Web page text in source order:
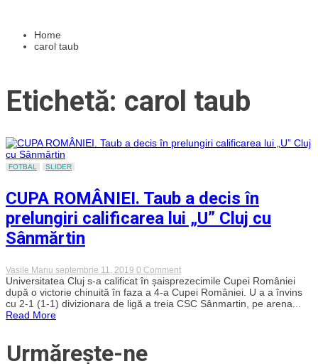
Home
carol taub
Etichetă: carol taub
FOTBAL SLIDER
CUPA ROMÂNIEI. Taub a decis în
prelungiri calificarea lui „U” Cluj cu
Sânmărtin
Vasile Manu septembrie 11, 2019 0 Commenton
CUPA
ROMÂNIEI.
Taub
a
Universitatea Cluj s-a calificat în șaisprezecimile Cupei României
după o victorie chinuită în faza a 4-a Cupei României. U a a învins
cu 2-1 (1-1) divizionara de ligă a treia CSC Sânmartin, pe arena...
Read More
Urmărește-ne